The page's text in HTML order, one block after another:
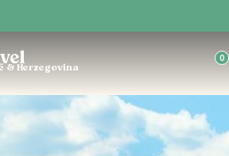
& Herzegovina
0